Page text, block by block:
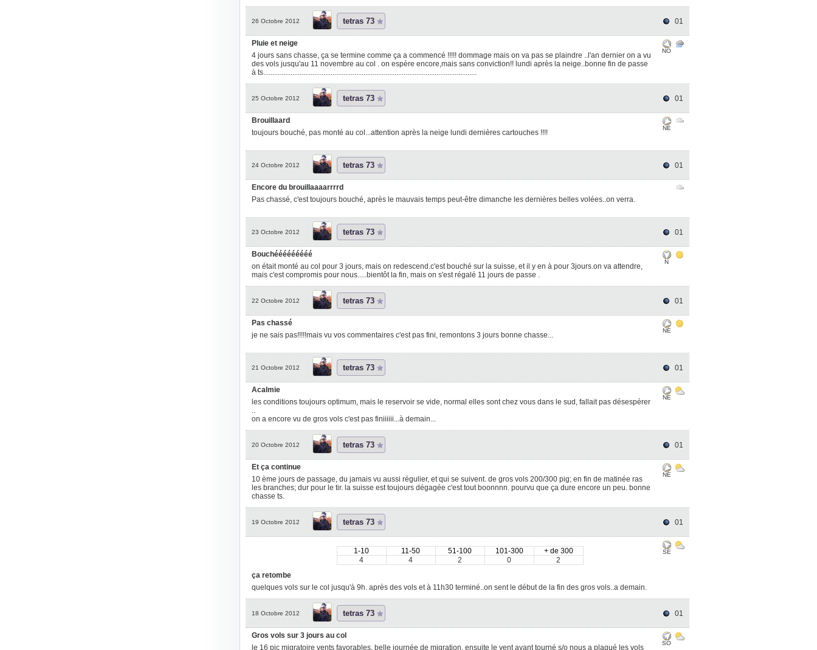
26 Octobre 2012 tetras 73 01
Pluie et neige
4 jours sans chasse, ça se termine comme ça a commencé !!!!! dommage mais on va pas se plaindre ..l'an dernier on a vu
des vols jusqu'au 11 novembre au col . on espère encore,mais sans conviction!! lundi après la neige..bonne fin de passe
à ts.....................................................................................................................
NO
25 Octobre 2012 tetras 73 01
Brouillaard
toujours bouché, pas monté au col...attention après la neige lundi dernières cartouches !!!!
NE
24 Octobre 2012 tetras 73 01
Encore du brouillaaaarrrrd
Pas chassé, c'est toujours bouché, après le mauvais temps peut-être dimanche les dernières belles volées..on verra.
23 Octobre 2012 tetras 73 01
Bouchééééééééé
on était monté au col pour 3 jours, mais on redescend.c'est bouché sur la suisse, et il y en à pour 3jours.on va attendre,
mais c'est compromis pour nous.....bientôt la fin, mais on s'est régalé 11 jours de passe .
N
22 Octobre 2012 tetras 73 01
Pas chassé
je ne sais pas!!!!!mais vu vos commentaires c'est pas fini, remontons 3 jours bonne chasse...
NE
21 Octobre 2012 tetras 73 01
Acalmie
les conditions toujours optimum, mais le reservoir se vide, normal elles sont chez vous dans le sud, fallait pas désespérer
..
on a encore vu de gros vols c'est pas finiiiiii...à demain...
NE
20 Octobre 2012 tetras 73 01
Et ça continue
10 ème jours de passage, du jamais vu aussi régulier, et qui se suivent. de gros vols 200/300 pig; en fin de matinée ras
les branches; dur pour le tir. la suisse est toujours dégagée c'est tout boonnnn. pourvu que ça dure encore un peu. bonne
chasse ts.
NE
19 Octobre 2012 tetras 73 01
1-10 11-50 51-100 101-300
+ de 300
4
4 2 0
2
ça retombe
quelques vols sur le col jusqu'à 9h. après des vols et à 11h30 terminé..on sent le début de la fin des gros vols..a demain.
SE
18 Octobre 2012 tetras 73 01
Gros vols sur 3 jours au col
le 16 pic migratoire vents favorables, belle journée de migration, ensuite le vent ayant tourné s/o nous a plaqué les vols
SO